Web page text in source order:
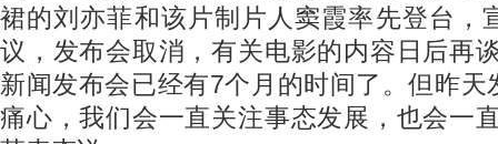
裙的刘亦菲和该片制片人窦霞率先登台，
议，发布会取消，有关电影的内容日后再
新闻发布会已经有7个月的时间了。但昨天
痛心，我们会一直关注事态发展，也会一